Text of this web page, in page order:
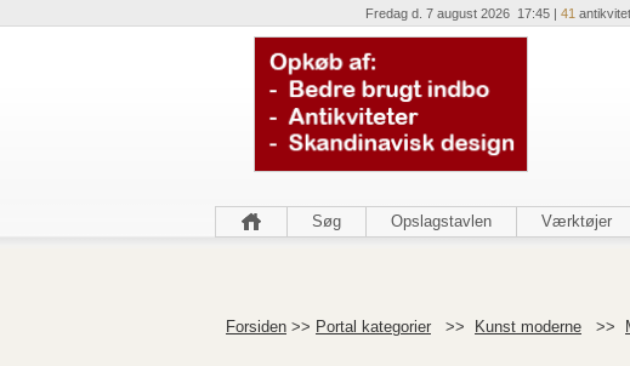
Fredag d. 7 august 2026 17:45 | 41
Søg Opslagstavlen Værktøjer
Forsiden >> Portal kategorier >> Kunst moderne >>